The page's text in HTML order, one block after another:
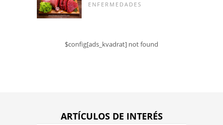
ENFERMEDADES
$config[ads_kvadrat] not found
ARTÍCULOS DE INTERÉS